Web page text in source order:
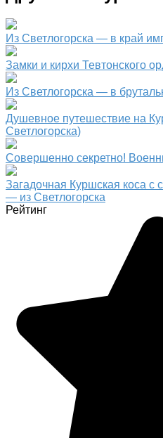
Из Светлогорска — в край
Замки и кирхи Тевтонского
Из Светлогорска — в
Душевное путешествие на
Светлогорска)
Совершенно секретно!
Загадочная Куршская коса
— из Светлогорска
Рейтинг